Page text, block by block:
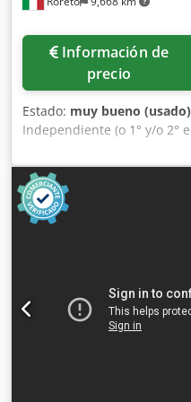
Información de
precio
Estado: muy bueno (usado)
Independiente (o 1° y/o 2°
Aqlof Grueso del canto en
/ 3 Grosor tableros/paneles
Anchura de trabajo (min/
/Software ICOS Open
transmisión (sistema
de tope escamotables,
ESCUADRADORA-
Pulverizador (liquido